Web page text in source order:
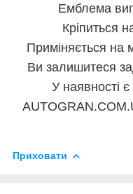
Емблема
Кріпиться
Приміняється на
Ви залишитеся
У наявності
Приховати